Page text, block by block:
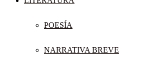
POESÍA
NARRATIVA BREVE